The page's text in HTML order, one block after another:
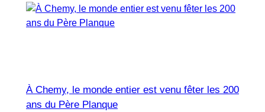
À Chemy, le monde entier est venu fêter les 200
ans du Père Planque